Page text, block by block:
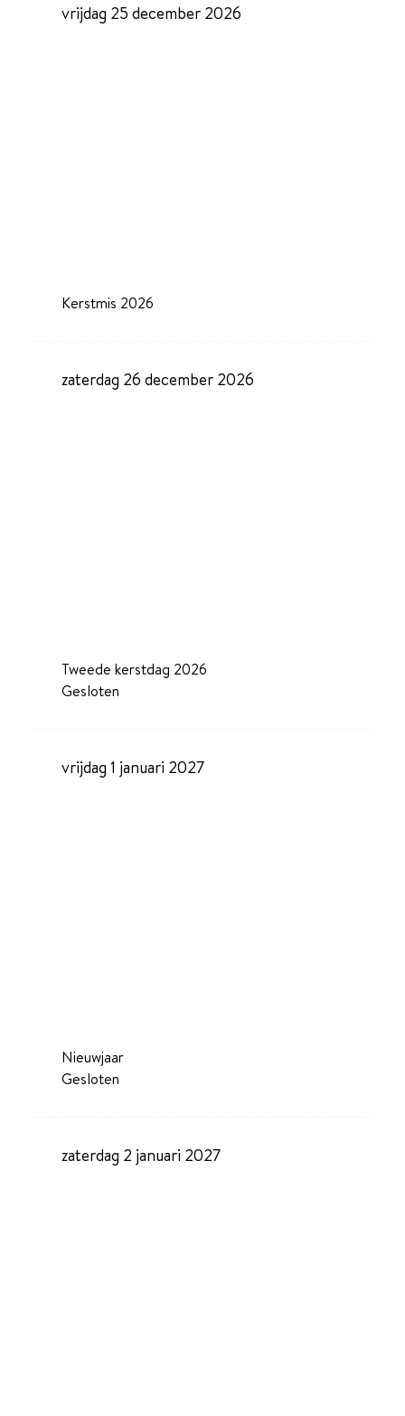
vrijdag 25 december 2026
Kerstmis 2026
zaterdag 26 december 2026
Tweede kerstdag 2026
Gesloten
vrijdag 1 januari 2027
Nieuwjaar
Gesloten
zaterdag 2 januari 2027